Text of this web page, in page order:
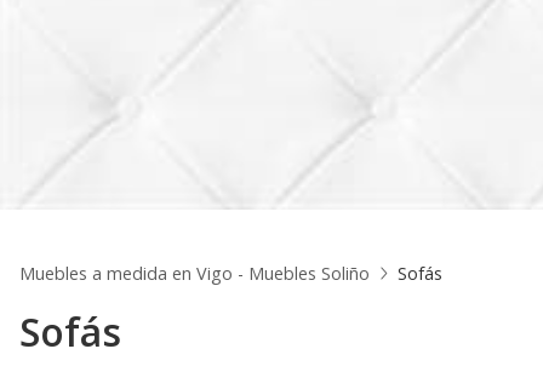
Muebles a medida en Vigo - Muebles Soliño Sofás
Sofás